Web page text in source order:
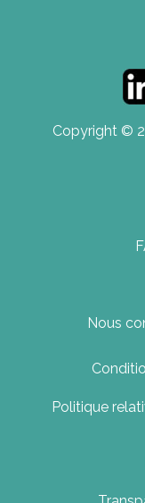
Copyright ©
Nous
Politique